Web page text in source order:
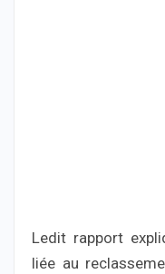
Ledit rapport
liée au